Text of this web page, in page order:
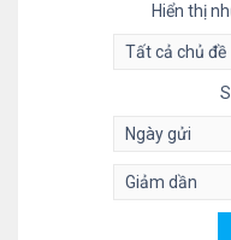
Hiển thị